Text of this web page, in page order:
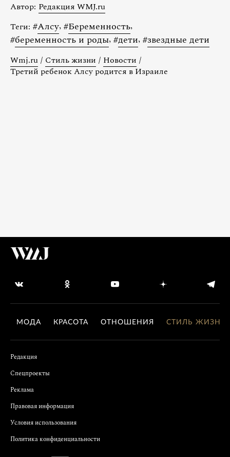
Автор: Редакция WMJ.ru
Теги: #Алсу, #Беременность,
#беременность и роды, #дети, #звездные дети
Wmj.ru / Стиль жизни / Новости /
Третий ребенок Алсу родится в Израиле
МОДА КРАСОТА ОТНОШЕНИЯ СТИЛЬ ЖИЗНИ
Редакция
Спецпроекты
Реклама
Правовая информация
Условия использования
Политика конфиденциальности